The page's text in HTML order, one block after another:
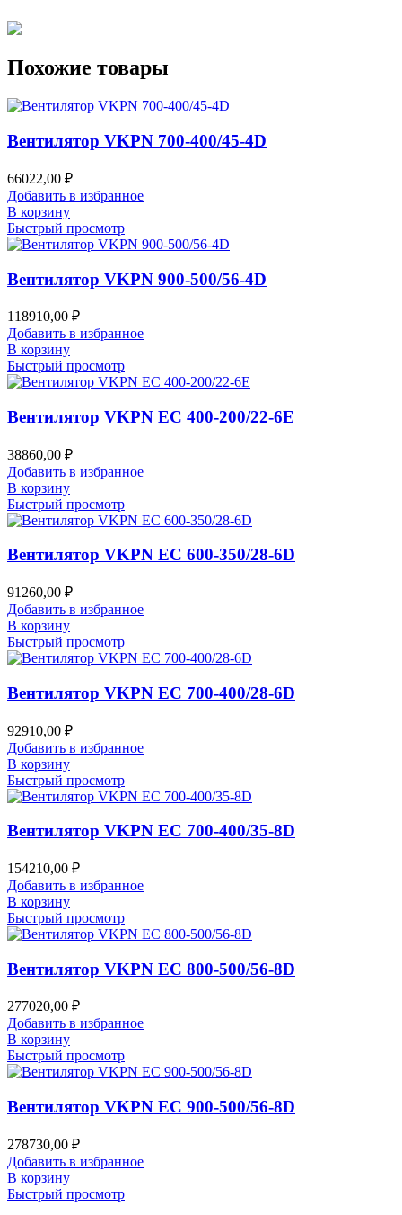
Похожие товары
Вентилятор VKPN 700-400/45-4D
66022,00 ₽
Добавить в избранное
В корзину
Быстрый просмотр
Вентилятор VKPN 900-500/56-4D
118910,00 ₽
Добавить в избранное
В корзину
Быстрый просмотр
Вентилятор VKPN EC 400-200/22-6E
38860,00 ₽
Добавить в избранное
В корзину
Быстрый просмотр
Вентилятор VKPN EC 600-350/28-6D
91260,00 ₽
Добавить в избранное
В корзину
Быстрый просмотр
Вентилятор VKPN EC 700-400/28-6D
92910,00 ₽
Добавить в избранное
В корзину
Быстрый просмотр
Вентилятор VKPN EC 700-400/35-8D
154210,00 ₽
Добавить в избранное
В корзину
Быстрый просмотр
Вентилятор VKPN EC 800-500/56-8D
277020,00 ₽
Добавить в избранное
В корзину
Быстрый просмотр
Вентилятор VKPN EC 900-500/56-8D
278730,00 ₽
Добавить в избранное
В корзину
Быстрый просмотр